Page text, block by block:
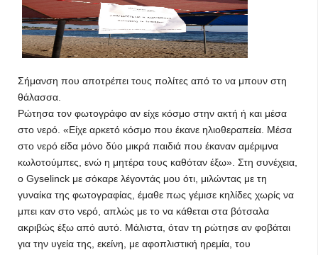
Σήμανση που αποτρέπει τους πολίτες από το να μπουν στη
θάλασσα.
Ρώτησα τον φωτογράφο αν είχε κόσμο στην ακτή ή και μέσα
στο νερό. «Είχε αρκετό κόσμο που έκανε ηλιοθεραπεία. Μέσα
στο νερό είδα μόνο δύο μικρά παιδιά που έκαναν αμέριμνα
κωλοτούμπες, ενώ η μητέρα τους καθόταν έξω». Στη συνέχεια,
ο Gyselinck με σόκαρε λέγοντάς μου ότι, μιλώντας με τη
γυναίκα της φωτογραφίας, έμαθε πως γέμισε κηλίδες χωρίς να
μπει καν στο νερό, απλώς με το να κάθεται στα βότσαλα
ακριβώς έξω από αυτό. Μάλιστα, όταν τη ρώτησε αν φοβάται
για την υγεία της, εκείνη, με αφοπλιστική ηρεμία, του